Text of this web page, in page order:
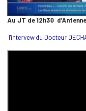
Au JT de 12h30
l'intervew du Docteur